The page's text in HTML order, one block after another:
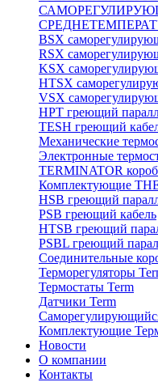
BSX
RSX
KSX
HTSX
VSX
НРТ греющий
TESH греющий
Механические
Электронные
TERMINATOR
Комплектующие
HSB греющий
PSB греющий кабель
HTSB греющий
PSBL греющий
Соединительные
Терморегуляторы
Термостаты Term
Датчики Term
Комплектующие
Новости
О компании
Контакты